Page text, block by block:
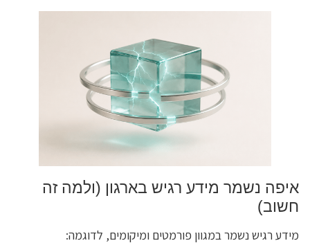
איפה נשמר מידע רגיש בארגון (ולמה זה
חשוב)
מידע רגיש נשמר במגוון פורמטים ומיקומים, לדוגמה: